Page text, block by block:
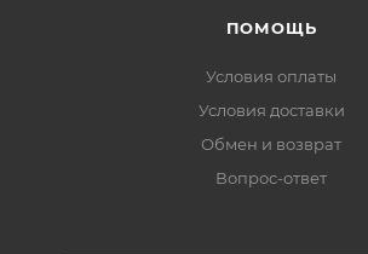
ПОМОЩЬ
Условия оплаты
Условия доставки
Обмен и возврат
Вопрос-ответ